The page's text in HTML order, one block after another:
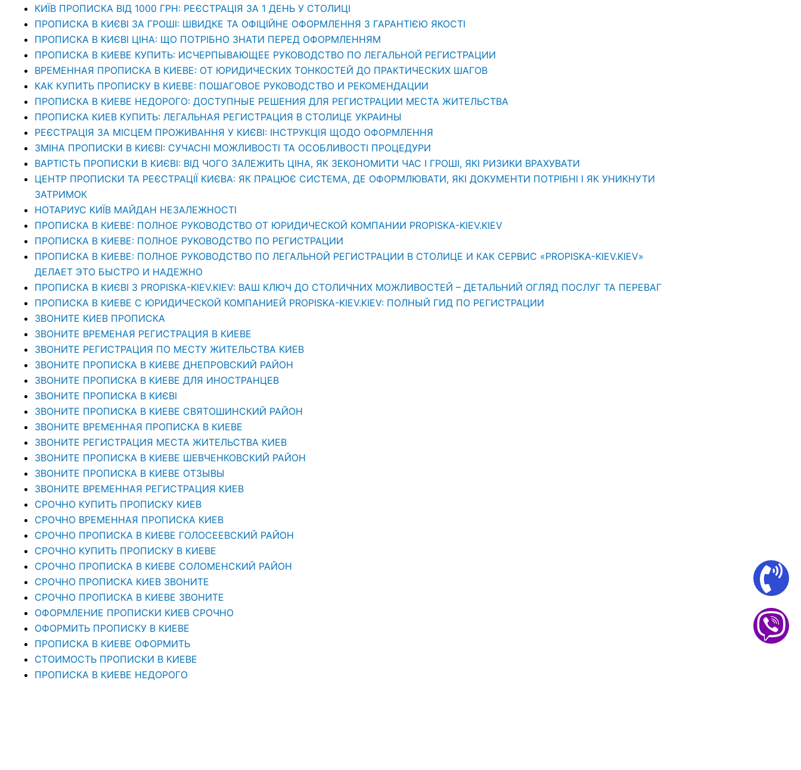
КИЇВ ПРОПИСКА ВІД 1000 ГРН: РЕЄСТРАЦІЯ ЗА 1 ДЕНЬ У СТОЛИЦІ
ПРОПИСКА В КИЄВІ ЗА ГРОШІ: ШВИДКЕ ТА ОФІЦІЙНЕ ОФОРМЛЕННЯ З ГАРАНТІЄЮ ЯКОСТІ
ПРОПИСКА В КИЄВІ ЦІНА: ЩО ПОТРІБНО ЗНАТИ ПЕРЕД ОФОРМЛЕННЯМ
ПРОПИСКА В КИЕВЕ КУПИТЬ: ИСЧЕРПЫВАЮЩЕЕ РУКОВОДСТВО ПО ЛЕГАЛЬНОЙ РЕГИСТРАЦИИ
ВРЕМЕННАЯ ПРОПИСКА В КИЕВЕ: ОТ ЮРИДИЧЕСКИХ ТОНКОСТЕЙ ДО ПРАКТИЧЕСКИХ ШАГОВ
КАК КУПИТЬ ПРОПИСКУ В КИЕВЕ: ПОШАГОВОЕ РУКОВОДСТВО И РЕКОМЕНДАЦИИ
ПРОПИСКА В КИЕВЕ НЕДОРОГО: ДОСТУПНЫЕ РЕШЕНИЯ ДЛЯ РЕГИСТРАЦИИ МЕСТА ЖИТЕЛЬСТВА
ПРОПИСКА КИЕВ КУПИТЬ: ЛЕГАЛЬНАЯ РЕГИСТРАЦИЯ В СТОЛИЦЕ УКРАИНЫ
РЕЄСТРАЦІЯ ЗА МІСЦЕМ ПРОЖИВАННЯ У КИЄВІ: ІНСТРУКЦІЯ ЩОДО ОФОРМЛЕННЯ
ЗМІНА ПРОПИСКИ В КИЄВІ: СУЧАСНІ МОЖЛИВОСТІ ТА ОСОБЛИВОСТІ ПРОЦЕДУРИ
ВАРТІСТЬ ПРОПИСКИ В КИЄВІ: ВІД ЧОГО ЗАЛЕЖИТЬ ЦІНА, ЯК ЗЕКОНОМИТИ ЧАС І ГРОШІ, ЯКІ РИЗИКИ ВРАХУВАТИ
ЦЕНТР ПРОПИСКИ ТА РЕЄСТРАЦІЇ КИЄВА: ЯК ПРАЦЮЄ СИСТЕМА, ДЕ ОФОРМЛЮВАТИ, ЯКІ ДОКУМЕНТИ ПОТРІБНІ І ЯК УНИКНУТИ
ЗАТРИМОК
НОТАРИУС КИЇВ МАЙДАН НЕЗАЛЕЖНОСТІ
ПРОПИСКА В КИЕВЕ: ПОЛНОЕ РУКОВОДСТВО ОТ ЮРИДИЧЕСКОЙ КОМПАНИИ PROPISKA-KIEV.KIEV
ПРОПИСКА В КИЕВЕ: ПОЛНОЕ РУКОВОДСТВО ПО РЕГИСТРАЦИИ
ПРОПИСКА В КИЕВЕ: ПОЛНОЕ РУКОВОДСТВО ПО ЛЕГАЛЬНОЙ РЕГИСТРАЦИИ В СТОЛИЦЕ И КАК СЕРВИС «PROPISKA-KIEV.KIEV»
ДЕЛАЕТ ЭТО БЫСТРО И НАДЕЖНО
ПРОПИСКА В КИЄВІ З PROPISKA-KIEV.KIEV: ВАШ КЛЮЧ ДО СТОЛИЧНИХ МОЖЛИВОСТЕЙ – ДЕТАЛЬНИЙ ОГЛЯД ПОСЛУГ ТА ПЕРЕВАГ
ПРОПИСКА В КИЕВЕ С ЮРИДИЧЕСКОЙ КОМПАНИЕЙ PROPISKA-KIEV.KIEV: ПОЛНЫЙ ГИД ПО РЕГИСТРАЦИИ
ЗВОНИТЕ КИЕВ ПРОПИСКА
ЗВОНИТЕ ВРЕМЕНАЯ РЕГИСТРАЦИЯ В КИЕВЕ
ЗВОНИТЕ РЕГИСТРАЦИЯ ПО МЕСТУ ЖИТЕЛЬСТВА КИЕВ
ЗВОНИТЕ ПРОПИСКА В КИЕВЕ ДНЕПРОВСКИЙ РАЙОН
ЗВОНИТЕ ПРОПИСКА В КИЕВЕ ДЛЯ ИНОСТРАНЦЕВ
ЗВОНИТЕ ПРОПИСКА В КИЄВІ
ЗВОНИТЕ ПРОПИСКА В КИЕВЕ СВЯТОШИНСКИЙ РАЙОН
ЗВОНИТЕ ВРЕМЕННАЯ ПРОПИСКА В КИЕВЕ
ЗВОНИТЕ РЕГИСТРАЦИЯ МЕСТА ЖИТЕЛЬСТВА КИЕВ
ЗВОНИТЕ ПРОПИСКА В КИЕВЕ ШЕВЧЕНКОВСКИЙ РАЙОН
ЗВОНИТЕ ПРОПИСКА В КИЕВЕ ОТЗЫВЫ
ЗВОНИТЕ ВРЕМЕННАЯ РЕГИСТРАЦИЯ КИЕВ
СРОЧНО КУПИТЬ ПРОПИСКУ КИЕВ
СРОЧНО ВРЕМЕННАЯ ПРОПИСКА КИЕВ
СРОЧНО ПРОПИСКА В КИЕВЕ ГОЛОСЕЕВСКИЙ РАЙОН
СРОЧНО КУПИТЬ ПРОПИСКУ В КИЕВЕ
CРОЧНО ПРОПИСКА В КИЕВЕ СОЛОМЕНСКИЙ РАЙОН
СРОЧНО ПРОПИСКА КИЕВ ЗВОНИТЕ
СРОЧНО ПРОПИСКА В КИЕВЕ ЗВОНИТЕ
ОФОРМЛЕНИЕ ПРОПИСКИ КИЕВ СРОЧНО
ОФОРМИТЬ ПРОПИСКУ В КИЕВЕ
ПРОПИСКА В КИЕВЕ ОФОРМИТЬ
СТОИМОСТЬ ПРОПИСКИ В КИЕВЕ
ПРОПИСКА В КИЕВЕ НЕДОРОГО